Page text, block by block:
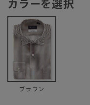
ブラウン